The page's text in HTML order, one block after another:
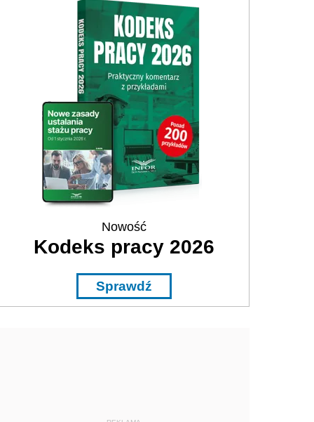
Nowość
Kodeks pracy 2026
Sprawdź